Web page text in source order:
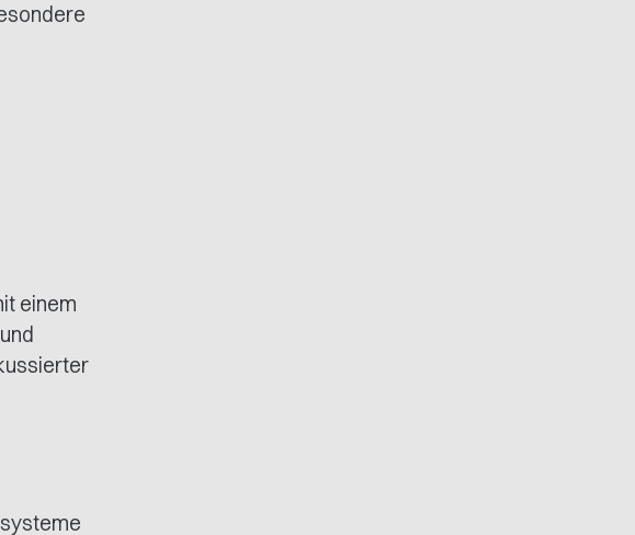
einem